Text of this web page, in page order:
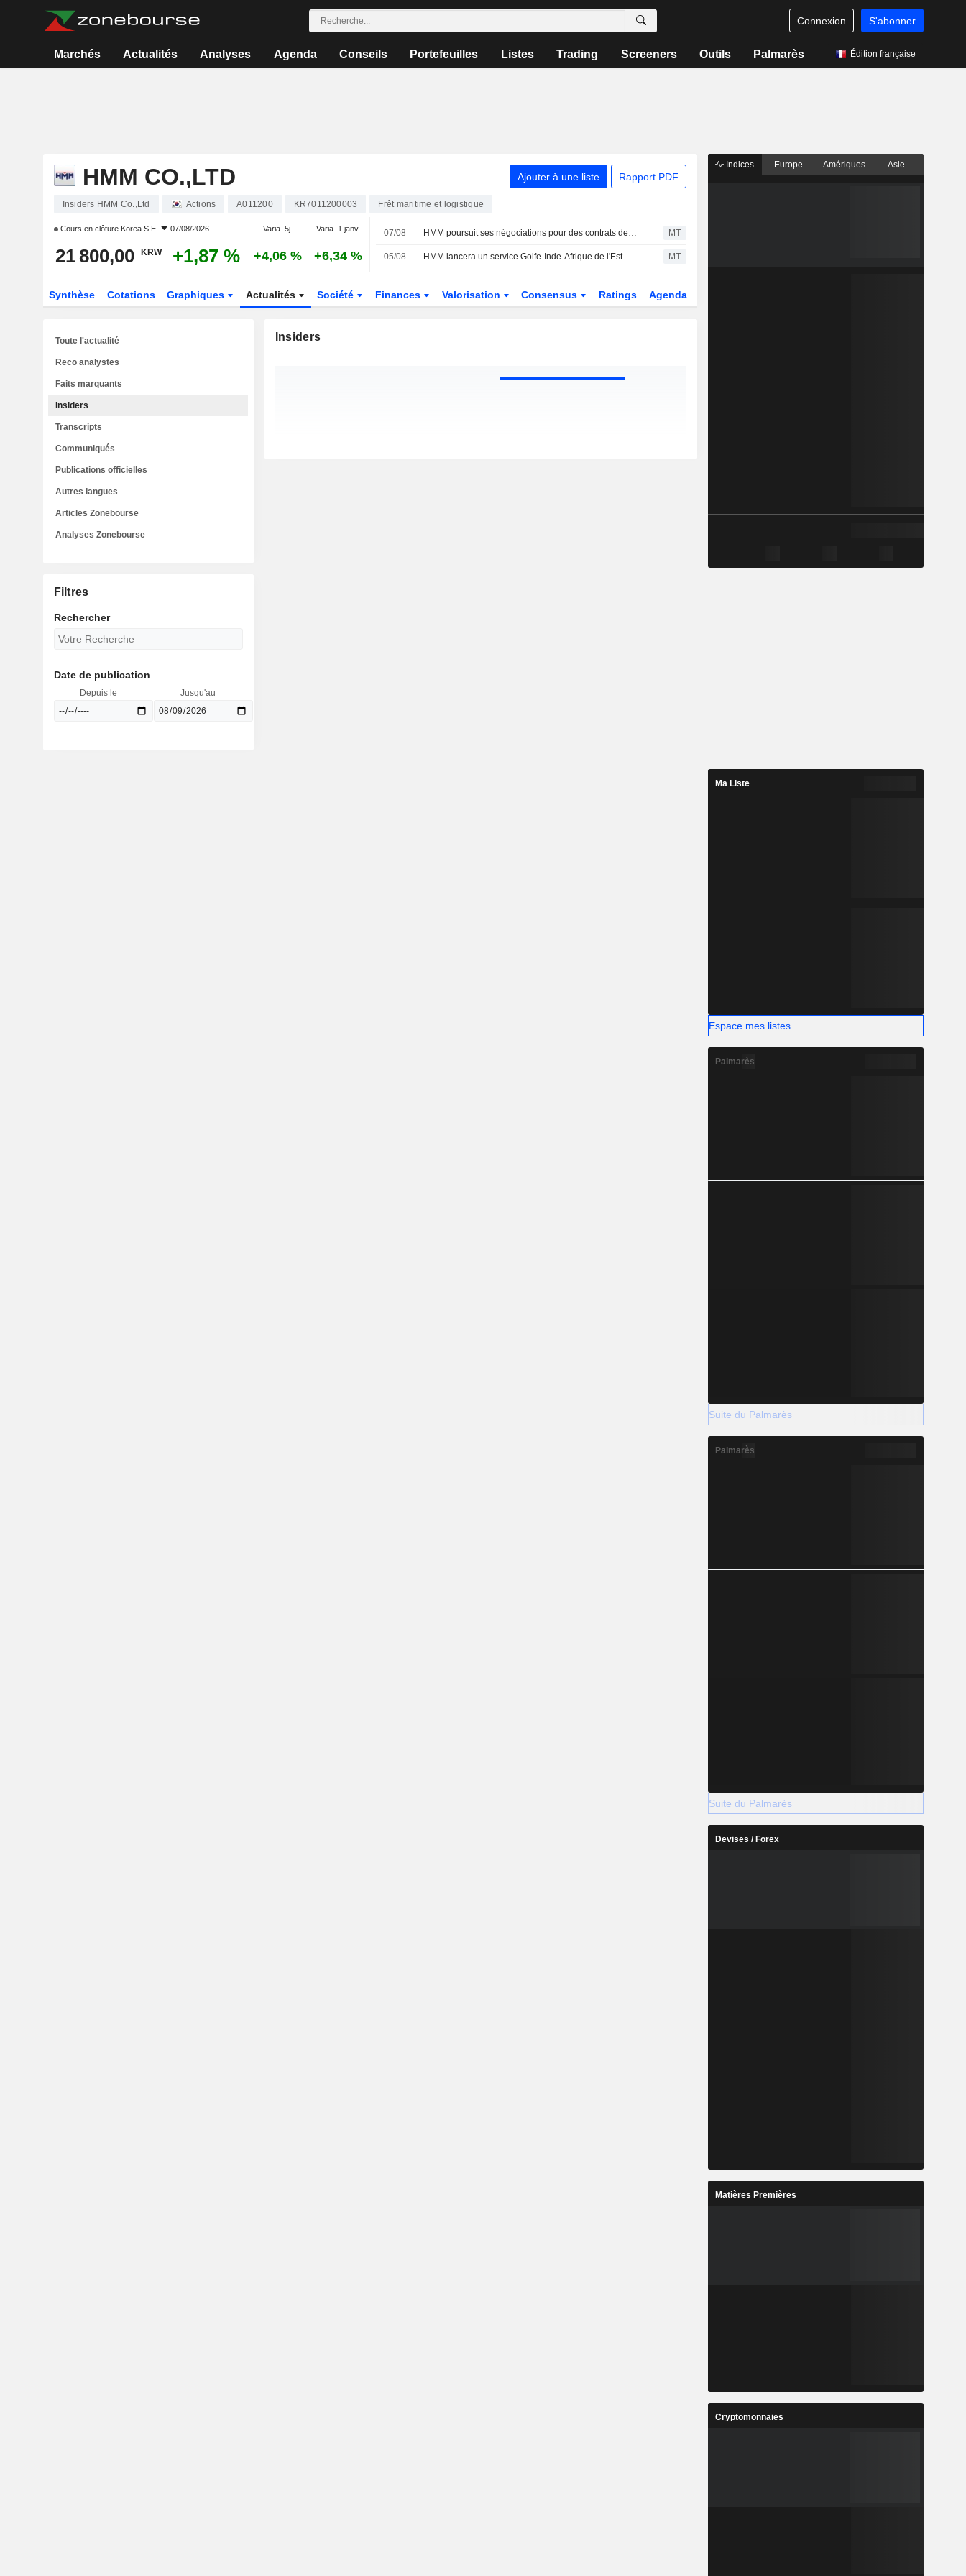
Connexion S'abonner
Marchés Actualités Analyses Agenda Conseils Portefeuilles Listes Trading Screeners Outils Palmarès Édition française
HMM CO.,LTD Ajouter à une liste Rapport PDF
Insiders HMM Co.,Ltd Actions A011200 KR7011200003 Frêt maritime et logistique
Cours en clôture Korea S.E. 07/08/2026 Varia. 5j. Varia. 1 janv.
21 800,00 KRW +1,87 % +4,06 % +6,34 %
07/08 HMM poursuit ses négociations pour des contrats de transport de vrac à très long terme MT
05/08 HMM lancera un service Golfe-Inde-Afrique de l'Est en septembre MT
Synthèse Cotations Graphiques Actualités Société Finances Valorisation Consensus Ratings Agenda
Insiders
Toute l'actualité
Reco analystes
Faits marquants
Insiders
Transcripts
Communiqués
Publications officielles
Autres langues
Articles Zonebourse
Analyses Zonebourse
Filtres
Rechercher
Date de publication
Depuis le Jusqu'au
Indices Europe Amériques Asie
Ma Liste
Espace mes listes
Palmarès
Suite du Palmarès
Palmarès
Suite du Palmarès
Devises / Forex
Matières Premières
Cryptomonnaies